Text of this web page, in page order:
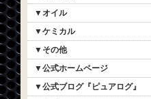
▼オイル
▼ケミカル
▼その他
▼公式ホームページ
▼公式ブログ『ピュアログ』